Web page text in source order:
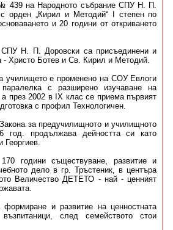
439 на Народното събрание СПУ Н. П.
орден „Кирил и Методий“ І степен по
и 20 години от откриването
Н. П. Доровски са присъединени и
- Христо Ботев и Св. Кирил и Методий.
училището е променено на СОУ Евлоги
паралелка с разширено изучаване на
през 2002 в ІХ клас се приема първият
с профил Технологичен.
за предучилищното и училищното
год. продължава дейността си като
години съществуване, развитие и
дело в гр. Тръстеник, в центъра
Величество ДЕТЕТО - най - ценният
и развитие на ценностната
след семейството стои